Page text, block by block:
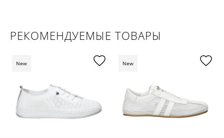
РЕКОМЕНДУЕМЫЕ ТОВАРЫ
New New